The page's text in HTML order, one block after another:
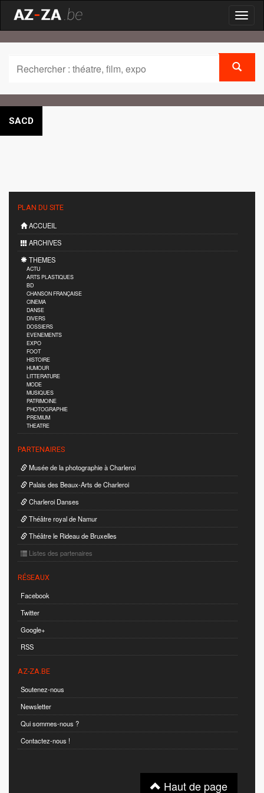
SACD
PLAN DU SITE
ACCUEIL
ARCHIVES
THEMES
ACTU
ARTS PLASTIQUES
BD
CHANSON FRANÇAISE
CINEMA
DANSE
DIVERS
DOSSIERS
EVENEMENTS
EXPO
FOOT
HISTOIRE
HUMOUR
LITTERATURE
MODE
MUSIQUES
PATRIMOINE
PHOTOGRAPHIE
PREMIUM
THEATRE
PARTENAIRES
Musée de la photographie à Charleroi
Palais des Beaux-Arts de Charleroi
Charleroi Danses
Théâtre royal de Namur
Théâtre le Rideau de Bruxelles
Listes des partenaires
RÉSEAUX
Facebook
Twitter
Google+
RSS
AZ-ZA.BE
Soutenez-nous
Newsletter
Qui sommes-nous ?
Contactez-nous !
Haut de page